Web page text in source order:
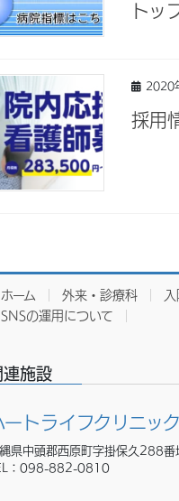
トッ
2020
採用
ホーム 外来・診療科
SNSの運用について
連施設
ートライフクリニック
県中頭郡西原町字掛保久288番
： 098-882-0810